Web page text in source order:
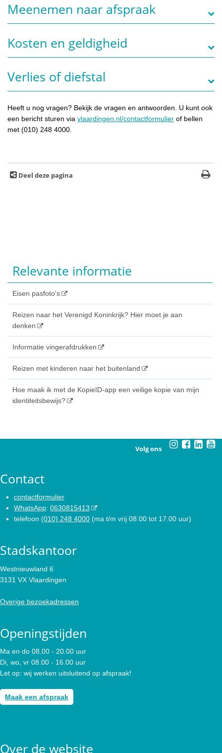
Meenemen naar afspraak
Kosten en geldigheid
Verlies of diefstal
Heeft u nog vragen? Bekijk de vragen en antwoorden. U kunt ook
een bericht sturen via vlaardingen.nl/contactformulier of bellen
met (010) 248 4000.
Deel deze pagina
Relevante informatie
Eisen pasfoto's
Reizen naar het Verenigd Koninkrijk? Hier moet je aan
denken
Informatie vingerafdrukken
Reizen met kinderen naar het buitenland
Hoe maak ik met de KopieID-app een veilige kopie van mijn
identiteitsbewijs?
Volg ons
Contact
contactformulier
WhatsApp: 0630815413
telefoon (010) 248 4000 (ma t/m vrij 08.00 tot 17.00 uur)
Stadskantoor
Westnieuwland 6
3131 VX Vlaardingen
Overige bezoekadressen
Openingstijden
Ma en do 08.00 - 20.00 uur
Di, wo, vr 08.00 - 16.00 uur
Let op: wij werken uitsluitend op afspraak!
Maak een afspraak
Over de website